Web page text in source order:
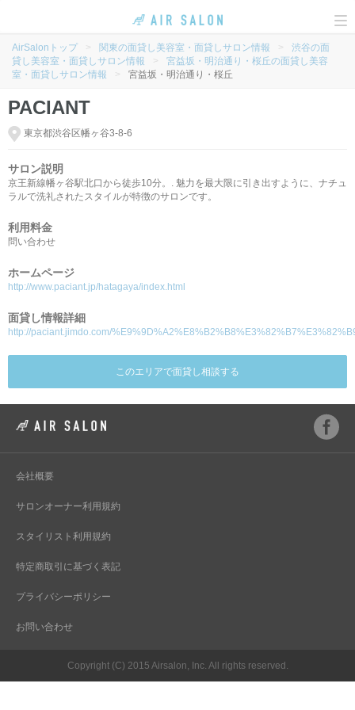
AirSalonトップ > 関東の面貸し美容室・面貸しサロン情報 >
渋谷の面
貸し美容室・面貸しサロン情報
>
宮益坂・明治通り・桜丘の面貸し美容
室・面貸しサロン情報
> 宮益坂・明治通り・桜丘
PACIANT
東京都渋谷区幡ヶ谷3-8-6
サロン説明
京王新線幡ヶ谷駅北口から徒歩10分。. 魅力を最大限に引き出すように、ナチュ
ラルで洗礼されたスタイルが特徴のサロンです。
利用料金
問い合わせ
ホームページ
http://www.paciant.jp/hatagaya/index.html
面貸し情報詳細
http://paciant.jimdo.com/
このエリアで面貸し相談する
会社概要
サロンオーナー利用規約
スタイリスト利用規約
特定商取引に基づく表記
プライバシーポリシー
お問い合わせ
Copyright (C) 2015 Airsalon, Inc. All rights reserved.